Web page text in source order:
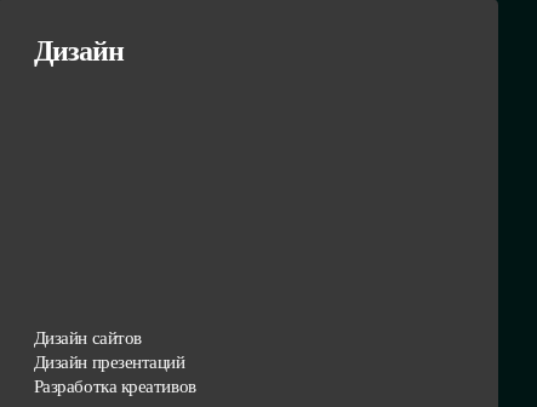
Дизайн
Дизайн сайтов
Дизайн презентаций
Разработка креативов